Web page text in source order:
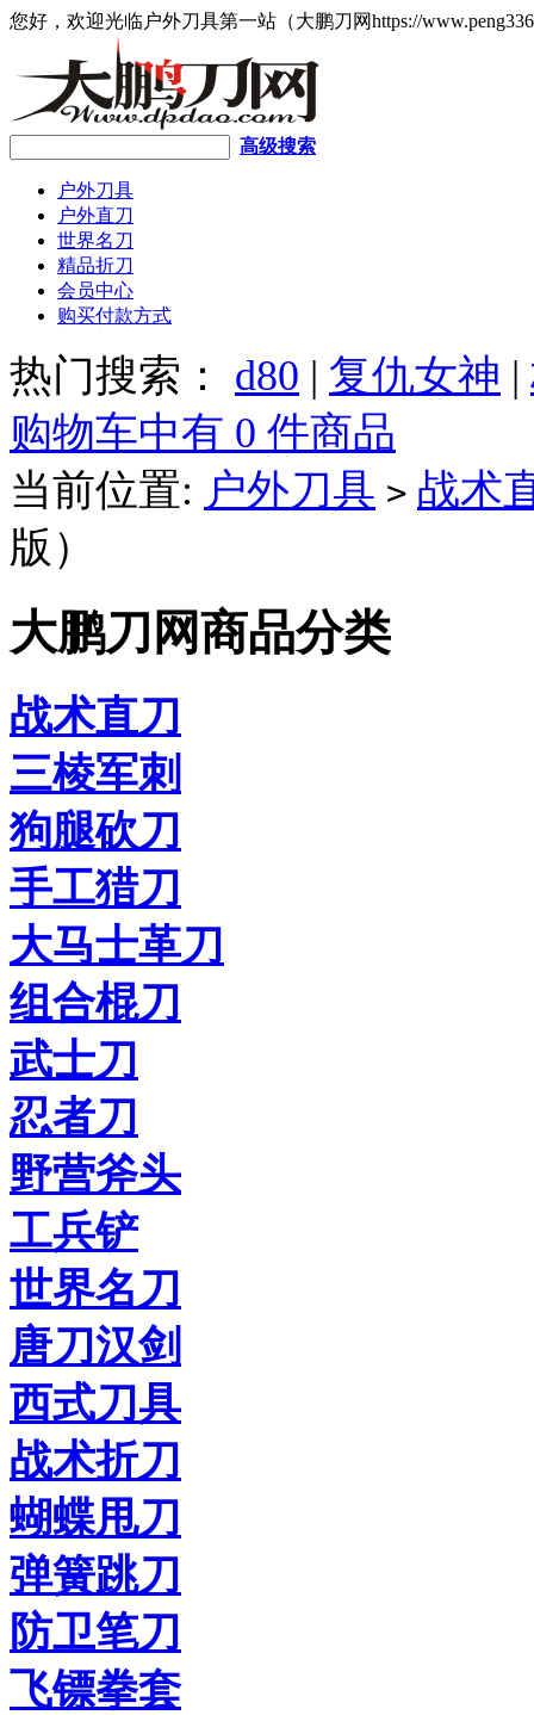
您好，欢迎光临户外刀具第一站（大鹏刀网https://
高级搜索
户外刀具
户外直刀
世界名刀
精品折刀
会员中心
购买付款方式
热门搜索： d80 | 复仇女神 |
购物车中有 0 件商品
当前位置: 户外刀具 > 战术
版）
大鹏刀网商品分类
战术直刀
三棱军刺
狗腿砍刀
手工猎刀
大马士革刀
组合棍刀
武士刀
忍者刀
野营斧头
工兵铲
世界名刀
唐刀汉剑
西式刀具
战术折刀
蝴蝶甩刀
弹簧跳刀
防卫笔刀
飞镖拳套